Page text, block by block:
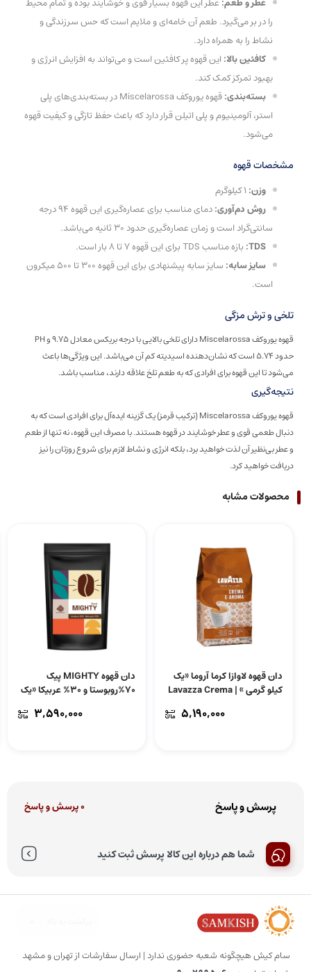
را در بر می‌گیرد. طعم آن خامه‌ای و ملایم است که حس سرزندگی و
نشاط را به همراه دارد.
کافئین بالا: این قهوه پر کافئین است و می‌تواند به افزایش انرژی و
بهبود تمرکز کمک کند.
بسته‌بندی:
قهوه یوروکف Miscelarossa در بسته‌بندی‌های پلی
استر، آلومینیوم و پلی اتیلن قرار دارد که باعث حفظ تازگی و کیفیت قهوه
می‌شود.
مشخصات قهوه
وزن:
روش دم‌آوری:
دمای مناسب برای عصاره‌گیری این قهوه 94 درجه
سانتی‌گراد است و زمان عصاره‌گیری حدود 30 ثانیه می‌باشد.
TDS: بازه مناسب TDS برای این قهوه 7 تا 8 بار است.
سایز سابه:
سایز سابه پیشنهادی برای این قهوه 300 تا 500 میکرون
است.
تلخی و ترش مزگی
قهوه یوروکف Miscelarossa دارای تلخی بالایی با درجه بریکس معادل 9.75 و PH
حدود 5.74 است که نشان‌دهنده اسیدیته کم آن می‌باشد. این ویژگی‌ها باعث
می‌شود تا این قهوه برای افرادی که به طعم تلخ علاقه دارند، مناسب باشد.
نتیجه‌گیری
قهوه یوروکف Miscelarossa (ترکیب قرمز) یک گزینه ایده‌آل برای افرادی است که به
دنبال طعمی قوی و عطر خوشایند در قهوه هستند. با مصرف این قهوه، نه تنها از طعم
و عطر بی‌نظیر آن لذت خواهید برد، بلکه انرژی و نشاط لازم برای شروع روزتان را نیز
دریافت خواهید کرد.
محصولات مشابه
دان قهوه لاوازا کرما آروما «یک
کیلو گرمی » | Lavazza Crema
5,190,000
دان قهوه MIGHTY پیک
70%روبوستا و 30% عربیکا «یک
3,590,000
پرسش و پاسخ 0 پرسش و پاسخ
شما هم درباره این کالا پرسش ثبت کنید
شماره تماس : 09002995060